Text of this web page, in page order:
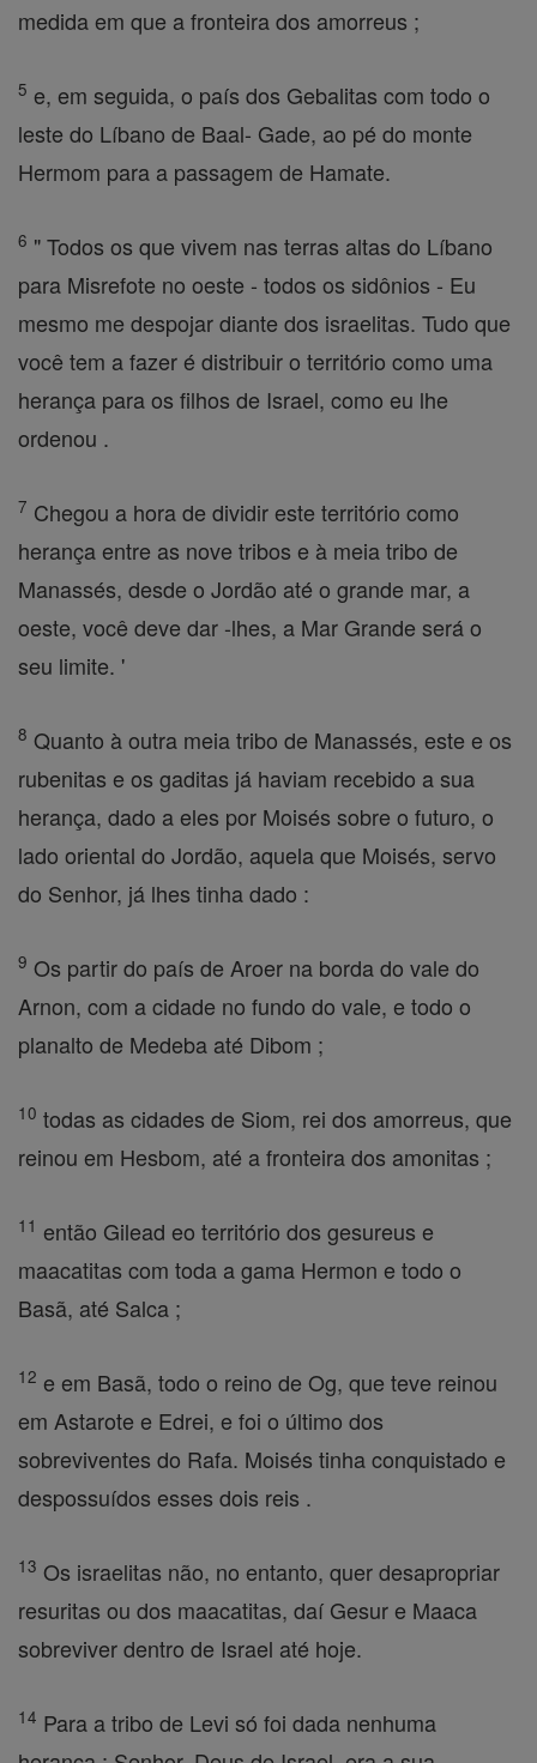
medida em que a fronteira dos amorreus ;
5 e, em seguida, o país dos Gebalitas com todo o
leste do Líbano de Baal- Gade, ao pé do monte
Hermom para a passagem de Hamate.
6 " Todos os que vivem nas terras altas do Líbano
para Misrefote no oeste - todos os sidônios - Eu
mesmo me despojar diante dos israelitas. Tudo que
você tem a fazer é distribuir o território como uma
herança para os filhos de Israel, como eu lhe
ordenou .
7 Chegou a hora de dividir este território como
herança entre as nove tribos e à meia tribo de
Manassés, desde o Jordão até o grande mar, a
oeste, você deve dar -lhes, a Mar Grande será o
seu limite. '
8 Quanto à outra meia tribo de Manassés, este e os
rubenitas e os gaditas já haviam recebido a sua
herança, dado a eles por Moisés sobre o futuro, o
lado oriental do Jordão, aquela que Moisés, servo
do Senhor, já lhes tinha dado :
9 Os partir do país de Aroer na borda do vale do
Arnon, com a cidade no fundo do vale, e todo o
planalto de Medeba até Dibom ;
10 todas as cidades de Siom, rei dos amorreus, que
reinou em Hesbom, até a fronteira dos amonitas ;
11 então Gilead eo território dos gesureus e
maacatitas com toda a gama Hermon e todo o
Basã, até Salca ;
12 e em Basã, todo o reino de Og, que teve reinou
em Astarote e Edrei, e foi o último dos
sobreviventes do Rafa. Moisés tinha conquistado e
despossuídos esses dois reis .
13 Os israelitas não, no entanto, quer desapropriar
resuritas ou dos maacatitas, daí Gesur e Maaca
sobreviver dentro de Israel até hoje.
14 Para a tribo de Levi só foi dada nenhuma